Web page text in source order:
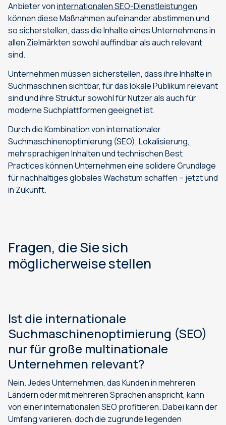
Anbieter voninternationalen SEO-Dienstleistungen
können diese Maßnahmen aufeinander abstimmen und
so sicherstellen, dass die Inhalte eines Unternehmens in
allen Zielmärkten sowohl auffindbar als auch relevant
sind.
Unternehmen müssen sicherstellen, dass ihre Inhalte in
Suchmaschinen sichtbar, für das lokale Publikum relevant
sind und ihre Struktur sowohl für Nutzer als auch für
moderne Suchplattformen geeignet ist.
Durch die Kombination von internationaler
Suchmaschinenoptimierung (SEO), Lokalisierung,
mehrsprachigen Inhalten und technischen Best
Practices können Unternehmen eine solidere Grundlage
für nachhaltiges globales Wachstum schaffen – jetzt und
in Zukunft.
Fragen, die Sie sich
möglicherweise stellen
Ist die internationale
Suchmaschinenoptimierung (SEO)
nur für große multinationale
Unternehmen relevant?
Nein. Jedes Unternehmen, das Kunden in mehreren
Ländern oder mit mehreren Sprachen anspricht, kann
von einer internationalen SEO profitieren. Dabei kann der
Umfang variieren, doch die zugrunde liegenden